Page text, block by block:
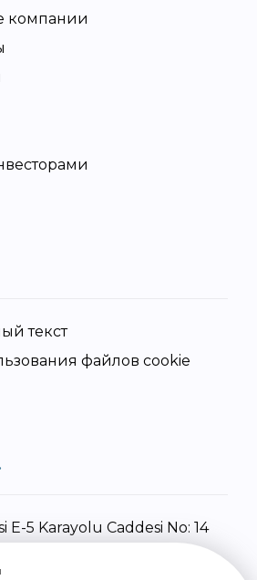
компании
текст
файлов cookie
E-5 Karayolu Caddesi No: 14